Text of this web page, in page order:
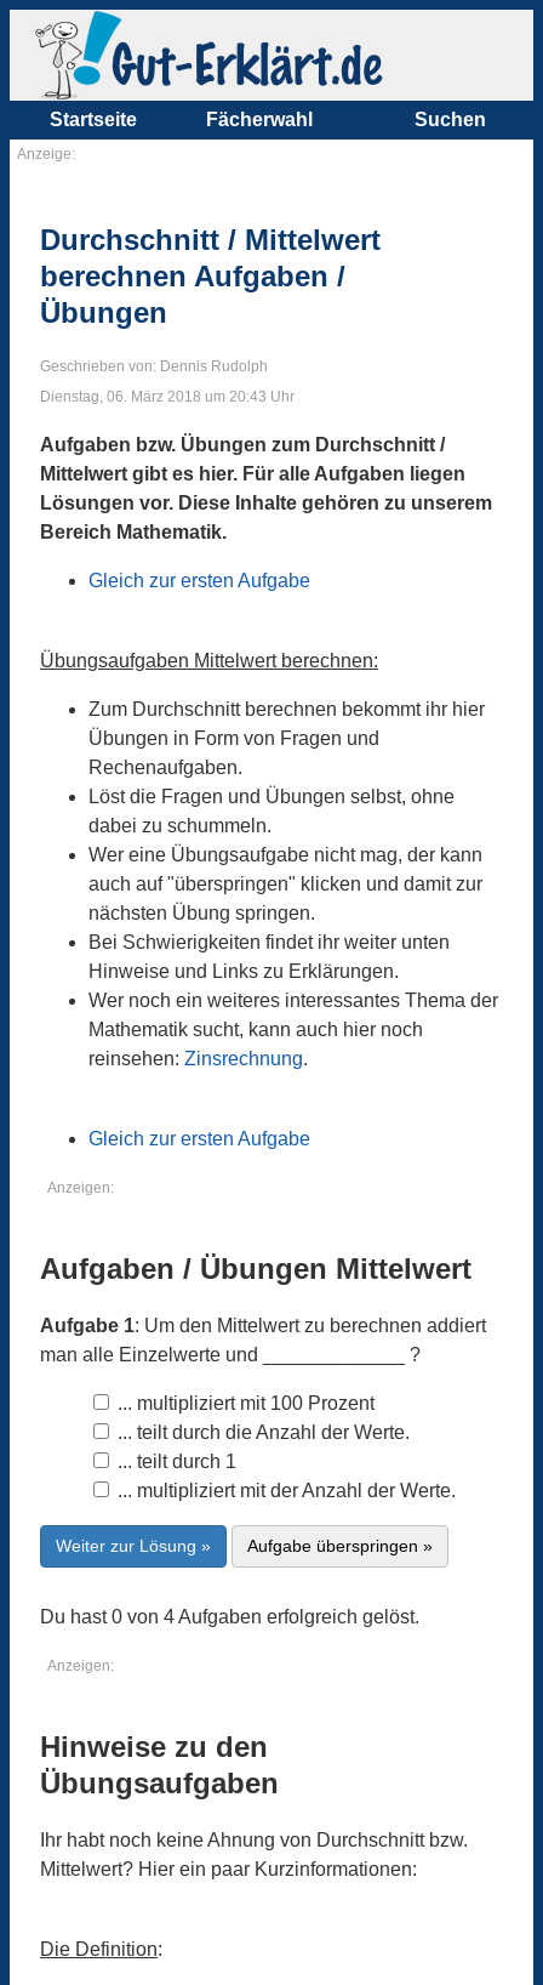
Startseite Fächerwahl Suchen
Anzeige:
Durchschnitt / Mittelwert
berechnen Aufgaben /
Übungen
Geschrieben von: Dennis Rudolph
Dienstag, 06. März 2018 um 20:43 Uhr
Aufgaben bzw. Übungen zum Durchschnitt /
Mittelwert gibt es hier. Für alle Aufgaben liegen
Lösungen vor. Diese Inhalte gehören zu unserem
Bereich Mathematik.
Gleich zur ersten Aufgabe
Übungsaufgaben Mittelwert berechnen:
Zum Durchschnitt berechnen bekommt ihr hier
Übungen in Form von Fragen und
Rechenaufgaben.
Löst die Fragen und Übungen selbst, ohne
dabei zu schummeln.
Wer eine Übungsaufgabe nicht mag, der kann
auch auf "überspringen" klicken und damit zur
nächsten Übung springen.
Bei Schwierigkeiten findet ihr weiter unten
Hinweise und Links zu Erklärungen.
Wer noch ein weiteres interessantes Thema der
Mathematik sucht, kann auch hier noch
reinsehen: Zinsrechnung.
Gleich zur ersten Aufgabe
Anzeigen:
Aufgaben / Übungen Mittelwert
Aufgabe 1: Um den Mittelwert zu berechnen addiert
man alle Einzelwerte und _____________ ?
... multipliziert mit 100 Prozent
... teilt durch die Anzahl der Werte.
... teilt durch 1
... multipliziert mit der Anzahl der Werte.
Weiter zur Lösung » Aufgabe überspringen »
Du hast 0 von 4 Aufgaben erfolgreich gelöst.
Anzeigen:
Hinweise zu den
Übungsaufgaben
Ihr habt noch keine Ahnung von Durchschnitt bzw.
Mittelwert? Hier ein paar Kurzinformationen:
Die Definition: